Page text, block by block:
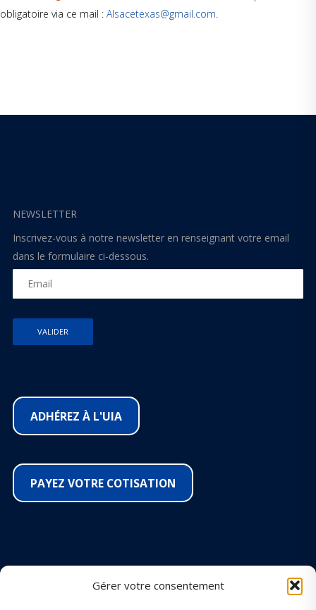
Gérer votre consentement
obligatoire via ce mail : Alsacetexas@gmail.com.
NEWSLETTER
Inscrivez-vous à notre newsletter en renseignant votre email
dans le formulaire ci-dessous.
ADHÉREZ À L'UIA
PAYEZ VOTRE COTISATION